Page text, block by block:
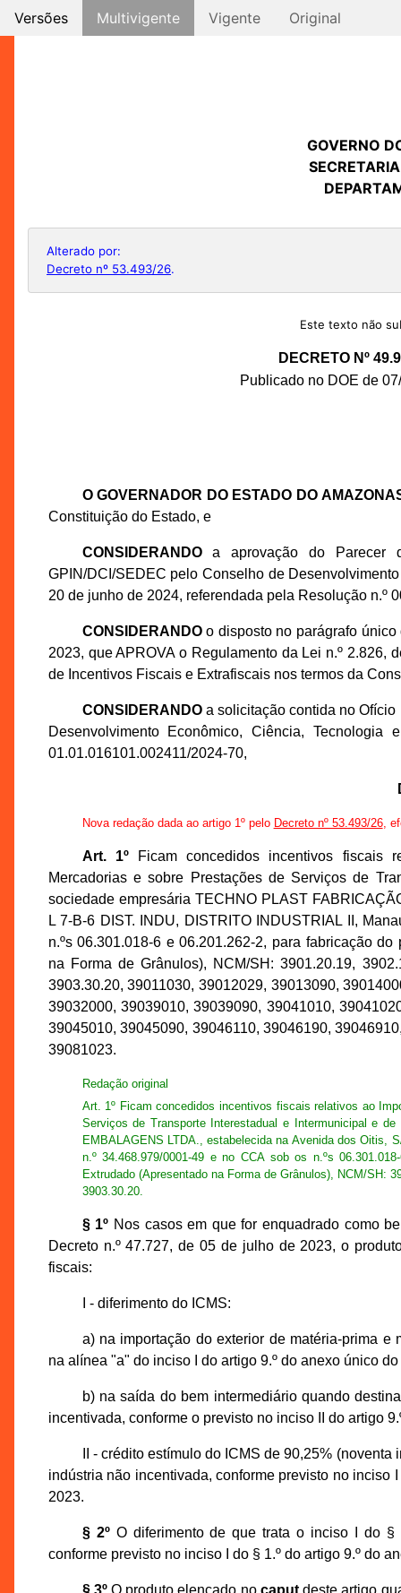
Versões Multivigente Vigente Original
GOVERNO
Alterado por:
Decreto nº 53.493/26.
Este texto não
DECRETO Nº
Publicado no DOE de
O GOVERNADOR DO ESTADO DO
Constituição do Estado, e
CONSIDERANDOa aprovação do Parecer
GPIN/DCI/SEDEC pelo Conselho de
20 de junho de 2024, referendada pela Resolução n.º
CONSIDERANDOo disposto no parágrafo único
2023, que APROVA o Regulamento da Lei n.º 2.826,
de Incentivos Fiscais e Extrafiscais nos termos da
CONSIDERANDOa solicitação contida no Ofício
Desenvolvimento Econômico, Ciência,
01.01.016101.002411/2024-70,
Nova redação dada ao artigo 1º pelo Decreto nº 53.493/26,
Art. 1ºFicam concedidos incentivos fiscais
Mercadorias e sobre Prestações de Serviços de
sociedade empresária TECHNO PLAST
L 7-B-6 DIST. INDU, DISTRITO INDUSTRIAL II,
n.ºs 06.301.018-6 e 06.201.262-2, para fabricação
na Forma de Grânulos), NCM/SH: 3901.20.19,
3903.30.20, 39011030, 39012029, 39013090,
39032000, 39039010, 39039090, 39041010,
39045010, 39045090, 39046110, 39046190,
39081023.
Redação original
Art. 1º Ficam concedidos incentivos fiscais relativos ao
Serviços de Transporte Interestadual e Intermunicipal e
EMBALAGENS LTDA., estabelecida na Avenida dos Oitis,
n.º 34.468.979/0001-49 e no CCA sob os n.ºs
Extrudado (Apresentado na Forma de Grânulos), NCM/SH:
3903.30.20.
§ 1º Nos casos em que for enquadrado como
Decreto n.º 47.727, de 05 de julho de 2023, o
fiscais:
I - diferimento do ICMS:
a) na importação do exterior de matéria-prima
na alínea "a" do inciso I do artigo 9.º do anexo único
b) na saída do bem intermediário quando
incentivada, conforme o previsto no inciso II do artigo
II - crédito estímulo do ICMS de 90,25%
indústria não incentivada, conforme previsto no inciso
2023.
§ 2ºO diferimento de que trata o inciso I do §
conforme previsto no inciso I do § 1.º do artigo 9.º do
§ 3ºO produto elencado no caputdeste artigo